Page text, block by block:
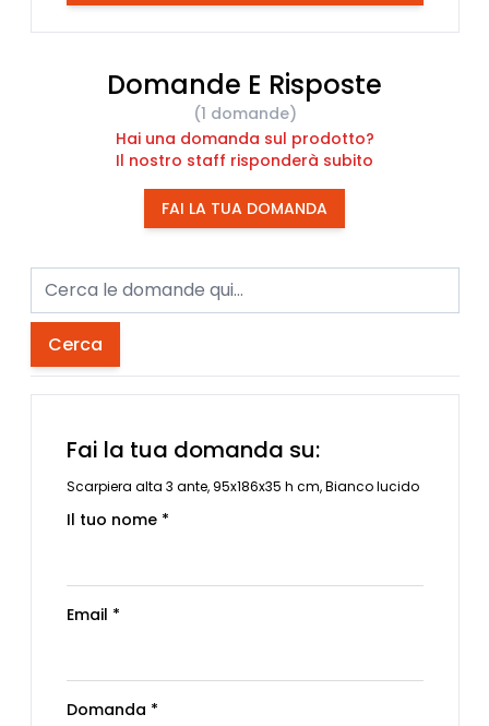
Domande E Risposte
(1 domande)
Hai una domanda sul prodotto?
Il nostro staff risponderà subito
FAI LA TUA DOMANDA
Cerca
Fai la tua domanda su:
Scarpiera alta 3 ante, 95x186x35 h cm, Bianco lucido
Il tuo nome *
Email *
Domanda *